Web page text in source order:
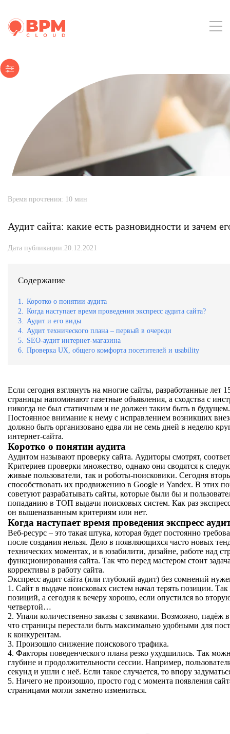
Время прочтения: 10 мин
Аудит сайта: какие есть разновидности и зачем
Дата публикации:20.12.2021
Содержание
1.
Коротко о понятии аудита
2.
Когда наступает время проведения экспресс аудита сайта?
3.
Аудит и его виды
4.
Аудит технического плана – первый в очереди
5.
SEO-аудит интернет-магазина
6.
Проверка UX, общего комфорта посетителей и usability
Если сегодня взглянуть на многие сайты, разработанные лет
страницы напоминают газетные объявления, а сходства с
никогда не был статичным и не должен таким быть в
Постоянное внимание к нему с исправлением возникших
должно быть организовано едва ли не семь дней в неделю
интернет-сайта.
Коротко о понятии аудита
Аудитом называют проверку сайта. Аудиторы смотрят,
Критериев проверки множество, однако они сводятся к
живые пользователи, так и роботы-поисковики. Сегодня
способствовать их продвижению в Google и Yandex. В этих
советуют разрабатывать сайты, которые были бы и
попаданию в ТОП выдачи поисковых систем. Как раз
он вышеназванным критериям или нет.
Когда наступает время проведения экспресс
Веб-ресурс – это такая штука, которая будет постоянно
после создания нельзя. Дело в появляющихся часто новых
технических моментах, и в юзабилити, дизайне, работе над
функционирования сайта. Так что перед мастером стоит
коррективы в работу сайта.
Экспресс аудит сайта (или глубокий аудит) без сомнений
1. Сайт в выдаче поисковых систем начал терять позиции.
позиций, а сегодня к вечеру хорошо, если опустился во
четвертой…
2. Упали количественно заказы с заявками. Возможно, падёж
что страницы перестали быть максимально удобными для
к конкурентам.
3. Произошло снижение поискового трафика.
4. Факторы поведенческого плана резко ухудшились. Так
глубине и продолжительности сессии. Например,
секунд и ушли с неё. Если такое случается, то впору
5. Ничего не произошло, просто год с момента появления
страницами могли заметно измениться.